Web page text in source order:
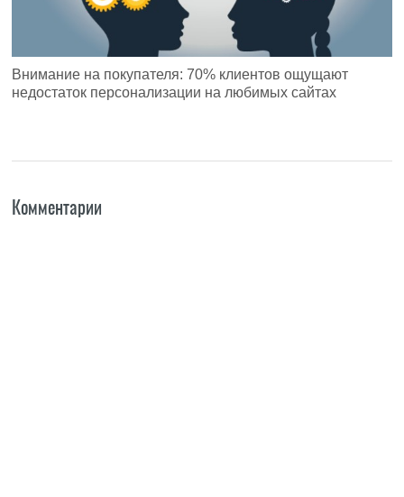
Внимание на покупателя: 70% клиентов ощущают
недостаток персонализации на любимых сайтах
Комментарии